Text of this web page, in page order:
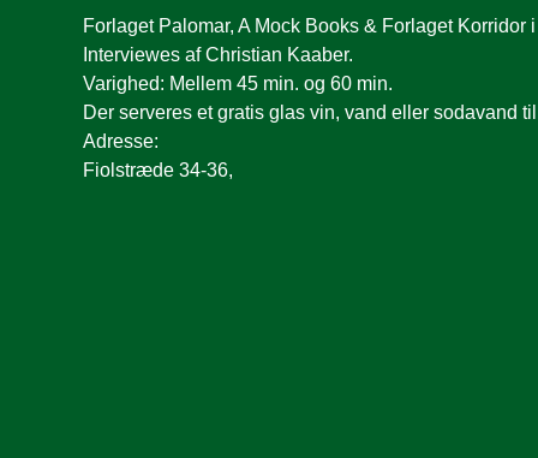
Forlaget Palomar, A Mock Books & Forlaget Korridor
Interviewes af Christian Kaaber.
Varighed: Mellem 45 min. og 60 min.
Der serveres et gratis glas vin, vand eller sodavand
Adresse:
Fiolstræde 34-36,